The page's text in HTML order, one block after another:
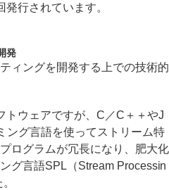
行されています。
発
ィングを開発する上での技術的
ウェアですが、C／C＋＋やJ
ング言語を使ってストリーム特
ログラムが冗長になり、肥大化
グ言語SPL（Stream Processin